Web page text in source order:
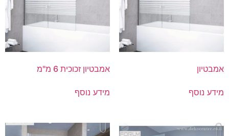
אמבטיון
מידע נוסף
אמבטיון זכוכית 6 מ"מ
מידע נוסף